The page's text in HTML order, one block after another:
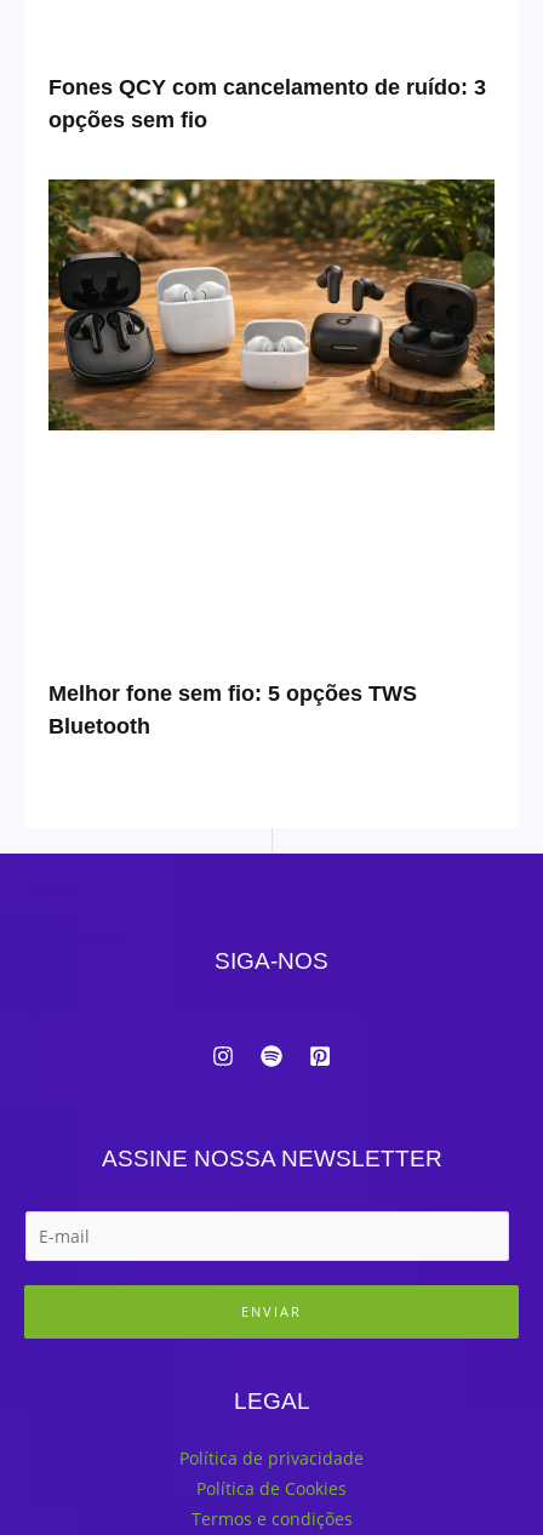
Fones QCY com cancelamento de ruído: 3
opções sem fio
Melhor fone sem fio: 5 opções TWS
Bluetooth
SIGA-NOS
ASSINE NOSSA NEWSLETTER
ENVIAR
LEGAL
Política de privacidade
Política de Cookies
Termos e condições